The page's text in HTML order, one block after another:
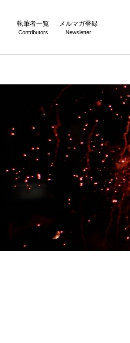
執筆者一覧
Contributors
メルマガ登録
Newsletter